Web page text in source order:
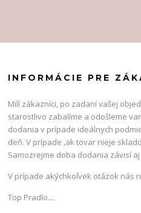
INFORMÁCIE PRE
Milí zákazníci, po zadaní vašej
starostlivo zabalíme a odošleme
dodania v prípade ideálnych
deň. V prípade ,ak tovar nieje
Samozrejme doba dodania závisí
V prípade akýchkoľvek otázok nás
Top Pradlo....